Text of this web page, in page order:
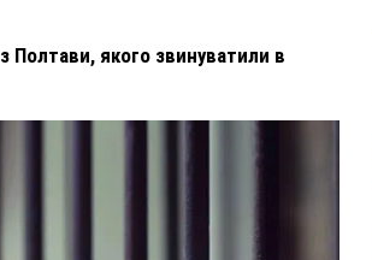
Полтави, якого звинуватили в